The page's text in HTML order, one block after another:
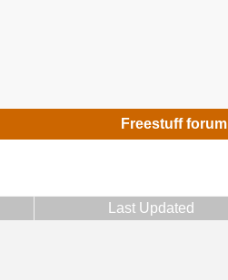
Freestuff forum
Last Updated